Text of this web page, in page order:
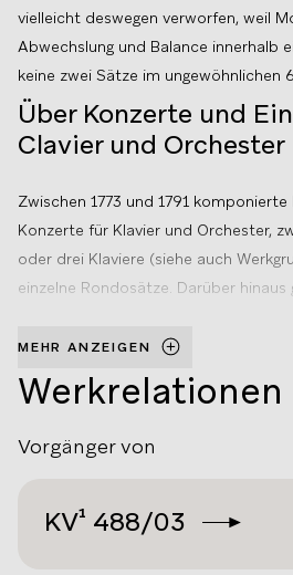
vielleicht deswegen verworfen, weil
Abwechslung und Balance innerhalb
keine zwei Sätze im ungewöhnlichen
Über Konzerte und
Clavier und Orchester
Zwischen 1773 und 1791
Konzerte für Klavier und Orchester,
oder drei Klaviere (siehe auch
einzelne Rondosätze. Darüber
Konzertsätzen, die Mozart verworfen
Konzerte wurden noch nicht für das
komponiert, das vorgesehene
Orgel, Cembalo, Tangentenflügel –
für das Soloinstrument verwendet.
MEHR ANZEIGEN
Werkrelationen
Vorgänger von
KV¹ 488/03